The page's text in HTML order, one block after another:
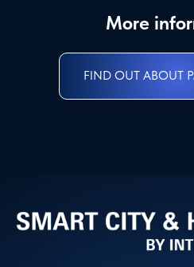
More
FIND OUT ABOUT